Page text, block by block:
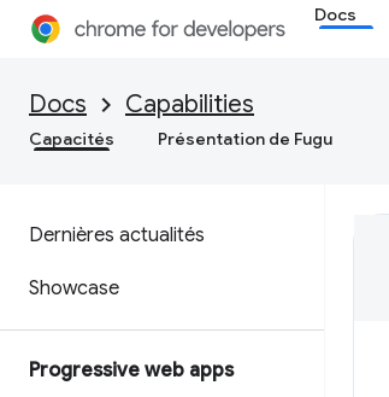
Docs
Docs Capabilities
Capacités Présentation de Fugu
Dernières actualités
Showcase
Progressive web apps